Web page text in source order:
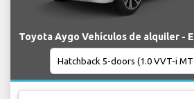
Toyota Aygo Vehículos de alquiler -